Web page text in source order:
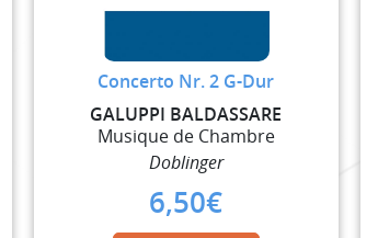
Concerto Nr. 2 G-Dur
GALUPPI BALDASSARE
Musique de Chambre
Doblinger
6,50€